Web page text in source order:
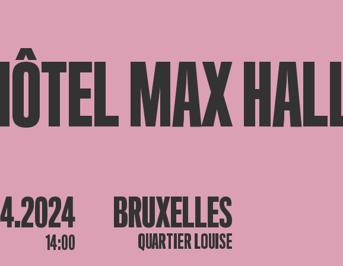
MAX
14:00
BRUXELLES
QUARTIER LOUISE